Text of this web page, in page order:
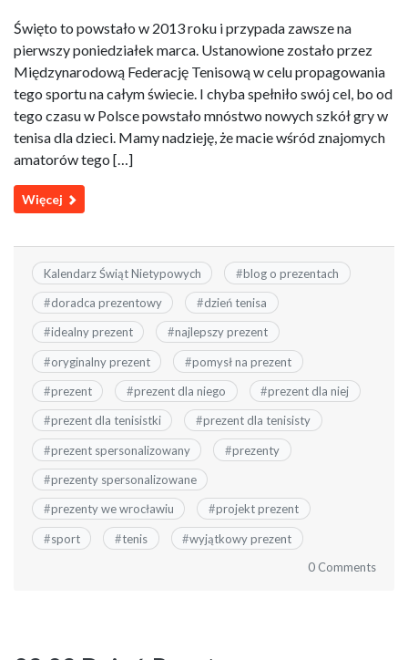
Święto to powstało w 2013 roku i przypada zawsze na
pierwszy poniedziałek marca. Ustanowione zostało przez
Międzynarodową Federację Tenisową w celu propagowania
tego sportu na całym świecie. I chyba spełniło swój cel, bo od
tego czasu w Polsce powstało mnóstwo nowych szkół gry w
tenisa dla dzieci. Mamy nadzieję, że macie wśród znajomych
amatorów tego […]
Więcej
Kalendarz Świąt Nietypowych #blog o prezentach
#doradca prezentowy #dzień tenisa
#idealny prezent #najlepszy prezent
#oryginalny prezent #pomysł na prezent
#prezent #prezent dla niego #prezent dla niej
#prezent dla tenisistki #prezent dla tenisisty
#prezent spersonalizowany #prezenty
#prezenty spersonalizowane
#prezenty we wrocławiu #projekt prezent
#sport #tenis #wyjątkowy prezent
0 Comments